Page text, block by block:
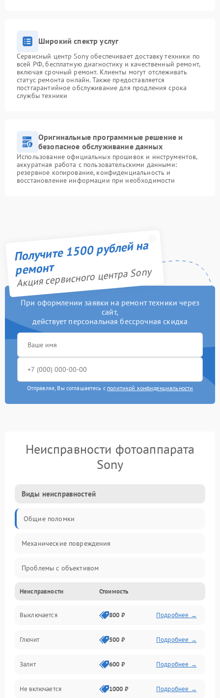
Широкий спектр услуг
Сервисный центр Sony обеспечивает доставку техники по
всей РФ, бесплатную диагностику и качественный ремонт,
включая срочный ремонт. Клиенты могут отслеживать
статус ремонта онлайн. Также предоставляется
постгарантийное обслуживание для продления срока
службы техники
Оригинальные программные решение и
безопасное обслуживание данных
Использование официальных прошивок и инструментов,
аккуратная работа с пользовательскими данными:
резервное копирование, конфиденциальность и
восстановление информации при необходимости
Получите 1500 рублей на
ремонт
Акция сервисного центра Sony
При оформлении заявки на ремонт техники через
сайт,
действует персональная бессрочная скидка
Отправляя, Вы соглашаетесь с политикой конфиденциальности
Неисправности фотоаппарата
Sony
Виды неисправностей
Общие поломки
Механические повреждения
Проблемы с объективом
Электронные ошибки
Механические проблемы
Матрица и оптика
Питание и питание цепей
Проблемы с картами памяти
Неисправности Стоимость
Выключается 800 ₽ Подробнее →
Глючит 500 ₽ Подробнее →
Залит 600 ₽ Подробнее →
Не включается 1000 ₽ Подробнее →